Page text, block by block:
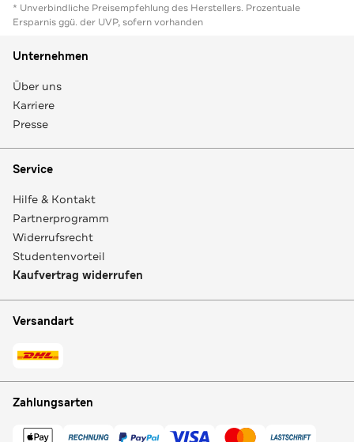
* Unverbindliche Preisempfehlung des Herstellers. Prozentuale
Ersparnis ggü. der UVP, sofern vorhanden
Unternehmen
Über uns
Karriere
Presse
Service
Hilfe & Kontakt
Partnerprogramm
Widerrufsrecht
Studentenvorteil
Kaufvertrag widerrufen
Versandart
Zahlungsarten